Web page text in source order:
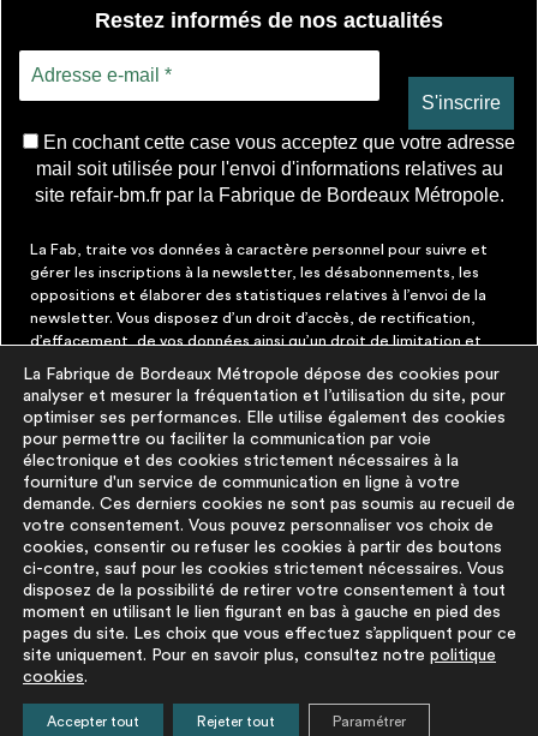
Restez informés de nos actualités
En cochant cette case vous acceptez que votre adresse
mail soit utilisée pour l'envoi d'informations relatives au
site refair-bm.fr par la Fabrique de Bordeaux Métropole.
La Fab, traite vos données à caractère personnel pour suivre et
gérer les inscriptions à la newsletter, les désabonnements, les
oppositions et élaborer des statistiques relatives à l’envoi de la
newsletter. Vous disposez d’un droit d’accès, de rectification,
d’effacement, de vos données ainsi qu’un droit de limitation et
moment faire cesser ces communications en cliquant sur le lien de
désinscription figurant dans chaque message. Vous pouvez
exercer ces droits par courrier électronique à contact@lafab-
bm.fr. Pour en savoir plus sur le traitement de vos données,
cliquezici
À PROPOS
La démarche
La base du
réemploi
FAQ
Pour aller plus
PLUS D'INFORMATIONS
Mentions légales
Politique de
protection des
Politique cookies
La Fabrique de Bordeaux Métropole dépose des cookies pour
analyser et mesurer la fréquentation et l’utilisation du site, pour
optimiser ses performances. Elle utilise également des cookies
pour permettre ou faciliter la communication par voie
électronique et des cookies strictement nécessaires à la
fourniture d'un service de communication en ligne à votre
demande. Ces derniers cookies ne sont pas soumis au recueil de
votre consentement. Vous pouvez personnaliser vos choix de
cookies, consentir ou refuser les cookies à partir des boutons
ci-contre, sauf pour les cookies strictement nécessaires. Vous
disposez de la possibilité de retirer votre consentement à tout
moment en utilisant le lien figurant en bas à gauche en pied des
pages du site. Les choix que vous effectuez s’appliquent pour ce
site uniquement. Pour en savoir plus, consultez notre politique
cookies.
Accepter tout Rejeter tout Paramétrer